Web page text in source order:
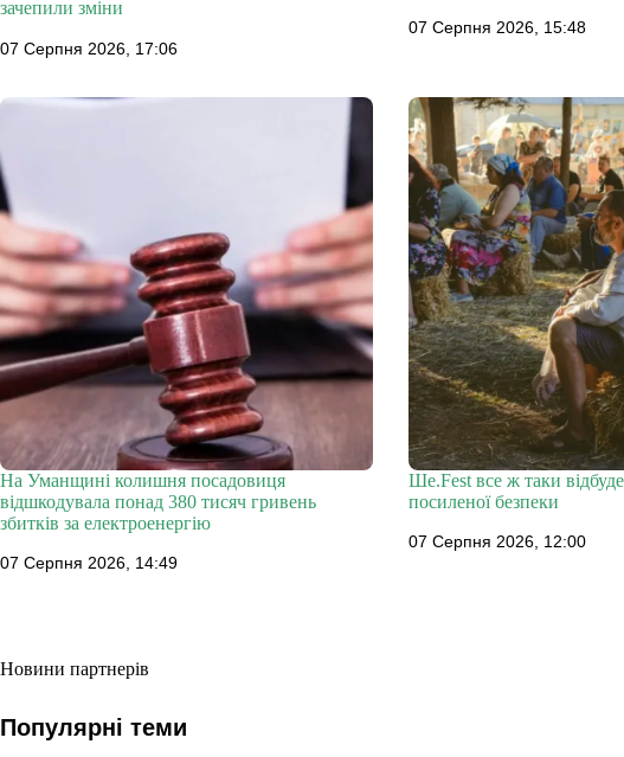
зачепили зміни
07 Серпня 2026, 17:06
07 Серпня 2026, 15:48
На Уманщині колишня посадовиця
відшкодувала понад 380 тисяч гривень
збитків за електроенергію
07 Серпня 2026, 14:49
Ше.Fest все ж таки
посиленої безпеки
07 Серпня 2026, 12:00
Новини партнерів
Популярні теми